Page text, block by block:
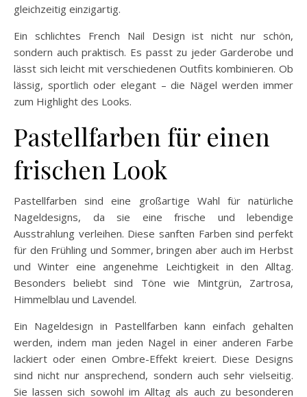
gleichzeitig einzigartig.
Ein schlichtes French Nail Design ist nicht nur schön,
sondern auch praktisch. Es passt zu jeder Garderobe und
lässt sich leicht mit verschiedenen Outfits kombinieren. Ob
lässig, sportlich oder elegant – die Nägel werden immer
zum Highlight des Looks.
Pastellfarben für einen
frischen Look
Pastellfarben sind eine großartige Wahl für natürliche
Nageldesigns, da sie eine frische und lebendige
Ausstrahlung verleihen. Diese sanften Farben sind perfekt
für den Frühling und Sommer, bringen aber auch im Herbst
und Winter eine angenehme Leichtigkeit in den Alltag.
Besonders beliebt sind Töne wie Mintgrün, Zartrosa,
Himmelblau und Lavendel.
Ein Nageldesign in Pastellfarben kann einfach gehalten
werden, indem man jeden Nagel in einer anderen Farbe
lackiert oder einen Ombre-Effekt kreiert. Diese Designs
sind nicht nur ansprechend, sondern auch sehr vielseitig.
Sie lassen sich sowohl im Alltag als auch zu besonderen